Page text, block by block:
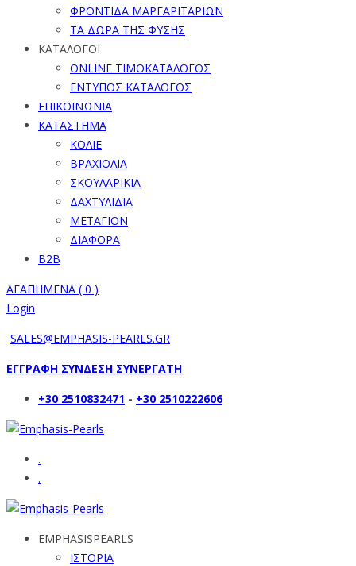
ΦΡΟΝΤΙΔΑ ΜΑΡΓΑΡΙΤΑΡΙΩΝ
ΤΑ ΔΩΡΑ ΤΗΣ ΦΥΣΗΣ
ΚΑΤΑΛΟΓΟΙ
ONLINE ΤΙΜΟΚΑΤΑΛΟΓΟΣ
ΕΝΤΥΠΟΣ ΚΑΤΑΛΟΓΟΣ
ΕΠΙΚΟΙΝΩΝΙΑ
ΚΑΤΑΣΤΗΜΑ
ΚΟΛΙΕ
ΒΡΑΧΙΟΛΙΑ
ΣΚΟΥΛΑΡΙΚΙΑ
ΔΑΧΤΥΛΙΔΙΑ
ΜΕΤΑΓΙΟΝ
ΔΙΑΦΟΡΑ
B2B
ΑΓΑΠΗΜΕΝΑ ( 0 )
Login
SALES@EMPHASIS-PEARLS.GR
ΕΓΓΡΑΦΗ ΣΥΝΔΕΣΗ ΣΥΝΕΡΓΑΤΗ
+30 2510832471 - +30 2510222606
.
.
EMPHASISPEARLS
ΙΣΤΟΡΙΑ